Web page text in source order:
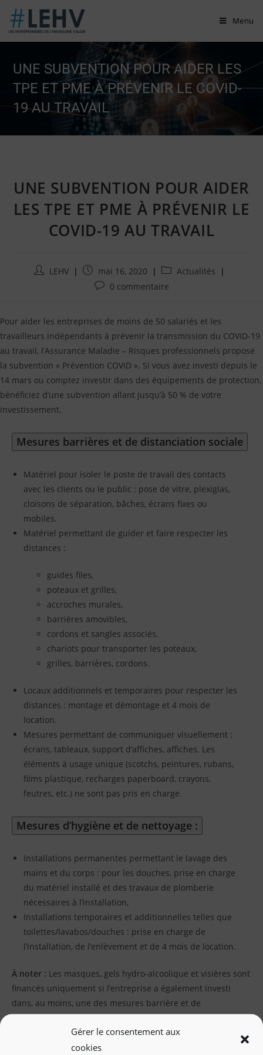
Gérer le consentement aux
cookies
Skip
content
Menu
UNE SUBVENTION POUR AIDER LES
TPE ET PME À PRÉVENIR LE COVID-
19 AU TRAVAIL
UNE SUBVENTION POUR AIDER
LES TPE ET PME À PRÉVENIR LE
COVID-19 AU TRAVAIL
Auteur/autrice
:
LEHV
Publication
publiée
mai 16, 2020
Post
category:
Actualités
Commentaires
publication
:
0 commentaire
Pour aider les entreprises de moins de 50 salariés et les
travailleurs indépendants à prévenir la transmission du COVID-19
au travail, l’Assurance Maladie – Risques professionnels propose
la subvention « Prévention COVID ». Si vous avez investi depuis le
14 mars ou comptez investir dans des équipements de protection,
bénéficiez d’une subvention allant jusqu’à 50 % de votre
investissement.
Mesures barrières et de distanciation sociale
Matériel pour isoler le poste de travail des contacts
avec les clients ou le public : pose de vitre, plexiglas,
cloisons de séparation, bâches, écrans fixes ou
mobiles.
Matériel permettant de guider et faire respecter les
distances :
guides files,
poteaux et grilles,
accroches murales,
barrières amovibles,
cordons et sangles associés,
chariots pour transporter les poteaux,
grilles, barrières, cordons.
Locaux additionnels et temporaires pour respecter les
distances : montage et démontage et 4 mois de
location.
Mesures permettant de communiquer visuellement :
écrans, tableaux, support d’affiches, affiches. Les
éléments à usage unique (scotchs, peintures, rubans,
films plastique, recharges paperboard, crayons,
feutres, etc.) ne sont pas pris en charge.
Mesures d’hygiène et de nettoyage :
Installations permanentes permettant le lavage des
mains et du corps : pour les douches, prise en charge
du matériel installé et des travaux de plomberie
nécessaires à l’installation,
Installations temporaires et additionnelles telles que
toilettes/lavabos/douches : prise en charge de
l’installation, de l’enlèvement et de 4 mois de location.
À noter : Les masques, gels hydro-alcoolique et visières sont
financés uniquement si l’entreprise a également investi
dans, au moins, une des mesures barrière et de
distanciation sociale listée ci-dessus. Les gants et lingettes
ne font pas partie du matériel subventionné.